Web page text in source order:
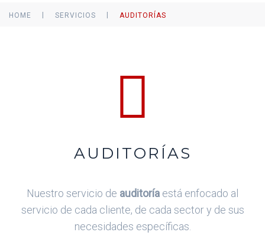
HOME SERVICIOS AUDITORÍAS
AUDITORÍAS
Nuestro servicio de auditoría está enfocado al
servicio de cada cliente, de cada sector y de sus
necesidades específicas.